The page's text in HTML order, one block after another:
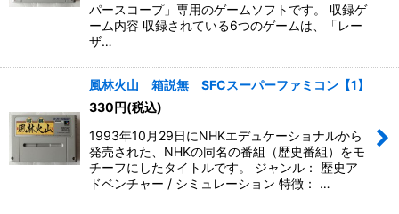
パースコープ」専用のゲームソフトです。 収録ゲ
ーム内容 収録されている6つのゲームは、「レー
ザ…
風林火山 箱説無 SFCスーパーファミコン【1】
330円(税込)
1993年10月29日にNHKエデュケーショナルから
発売された、NHKの同名の番組（歴史番組）をモ
チーフにしたタイトルです。 ジャンル： 歴史ア
ドベンチャー / シミュレーション 特徴： …